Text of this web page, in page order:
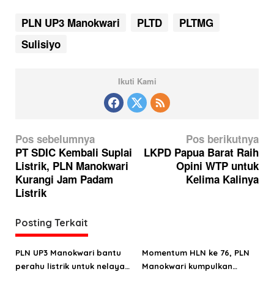
PLN UP3 Manokwari PLTD
PLTMG
Sulisiyo
Ikuti Kami
N
a
v
i
a
s
i
Pos sebelumnya
PT SDIC Kembali Suplai
Listrik, PLN Manokwari
Kurangi Jam Padam
Listrik
Pos berikutnya
LKPD Papua Barat Raih
Opini WTP untuk
Kelima Kalinya
Posting Terkait
PLN UP3 Manokwari bantu
perahu listrik untuk nelayan
Momentum HLN ke 76, PLN
Manokwari kumpulkan